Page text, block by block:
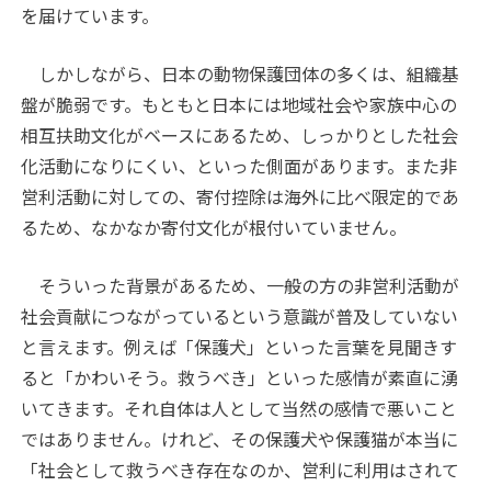
を届けています。
しかしながら、日本の動物保護団体の多くは、組織基
盤が脆弱です。もともと日本には地域社会や家族中心の
相互扶助文化がベースにあるため、しっかりとした社会
化活動になりにくい、といった側面があります。また非
営利活動に対しての、寄付控除は海外に比べ限定的であ
るため、なかなか寄付文化が根付いていません。
そういった背景があるため、一般の方の非営利活動が
社会貢献につながっているという意識が普及していない
と言えます。例えば「保護犬」といった言葉を見聞きす
ると「かわいそう。救うべき」といった感情が素直に湧
いてきます。それ自体は人として当然の感情で悪いこと
ではありません。けれど、その保護犬や保護猫が本当に
「社会として救うべき存在なのか、営利に利用はされて